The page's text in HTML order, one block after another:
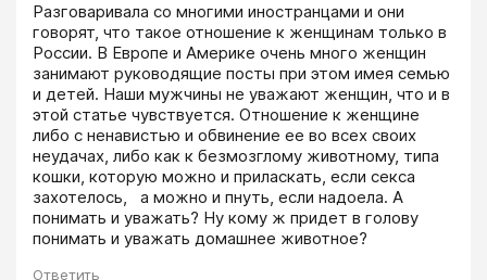
Разговаривала со многими иностранцами и они
говорят, что такое отношение к женщинам только в
России. В Европе и Америке очень много женщин
занимают руководящие посты при этом имея семью
и детей. Наши мужчины не уважают женщин, что и в
этой статье чувствуется. Отношение к женщине
либо с ненавистью и обвинение ее во всех своих
неудачах, либо как к безмозглому животному, типа
кошки, которую можно и приласкать, если секса
захотелось,   а можно и пнуть, если надоела. А
понимать и уважать? Ну кому ж придет в голову
понимать и уважать домашнее животное?
Ответить